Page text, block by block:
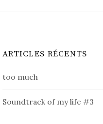
ARTICLES RÉCENTS
too much
Soundtrack of my life #3